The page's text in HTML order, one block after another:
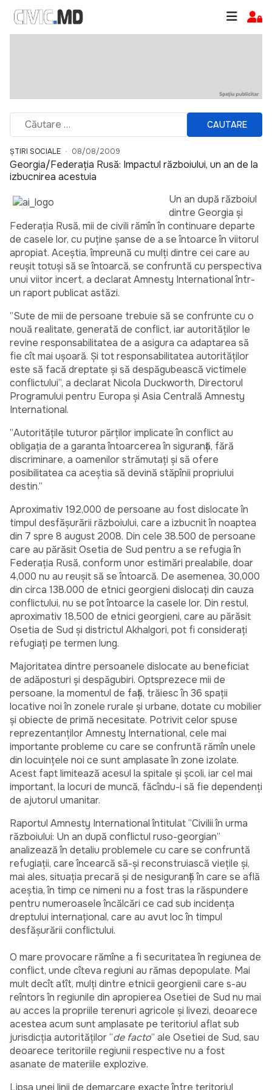
CAUTARE
ȘTIRI SOCIALE 08/08/2009
Georgia/Federaţia Rusă: Impactul războiului, un an de la
izbucnirea acestuia
Un an după războiul
dintre Georgia şi
Federaţia Rusă, mii de civili rămîn în continuare departe
de casele lor, cu puţine şanse de a se întoarce în viitorul
apropiat. Aceştia, împreună cu mulţi dintre cei care au
reuşit totuşi să se întoarcă, se confruntă cu perspectiva
unui viitor incert, a declarat Amnesty International într-
un raport publicat astăzi.
”Sute de mii de persoane trebuie să se confrunte cu o
nouă realitate, generată de conflict, iar autorităţilor le
revine responsabilitatea de a asigura ca adaptarea să
fie cît mai uşoară. Şi tot responsabilitatea autorităţilor
este să facă dreptate şi să despăgubească victimele
conflictului”, a declarat Nicola Duckworth, Directorul
Programului pentru Europa şi Asia Centrală Amnesty
International.
”Autorităţile tuturor părţilor implicate în conflict au
obligaţia de a garanta întoarcerea în siguranţă, fără
discriminare, a oamenilor strămutaţi şi să ofere
posibilitatea ca aceştia să devină stăpînii propriului
destin.”
Aproximativ 192,000 de persoane au fost dislocate în
timpul desfăşurării războiului, care a izbucnit în noaptea
din 7 spre 8 august 2008. Din cele 38.500 de persoane
care au părăsit Osetia de Sud pentru a se refugia în
Federaţia Rusă, conform unor estimări prealabile, doar
4,000 nu au reuşit să se întoarcă. De asemenea, 30,000
din circa 138.000 de etnici georgieni dislocaţi din cauza
conflictului, nu se pot întoarce la casele lor. Din restul,
aproximativ 18,500 de etnici georgieni, care au părăsit
Osetia de Sud şi districtul Akhalgori, pot fi consideraţi
refugiaţi pe termen lung.
Majoritatea dintre persoanele dislocate au beneficiat
de adăposturi şi despăgubiri. Optsprezece mii de
persoane, la momentul de faţă, trăiesc în 36 spaţii
locative noi în zonele rurale şi urbane, dotate cu mobilier
şi obiecte de primă necesitate. Potrivit celor spuse
reprezentanţilor Amnesty International, cele mai
importante probleme cu care se confruntă rămîn unele
din locuinţele noi ce sunt amplasate în zone izolate.
Acest fapt limitează acesul la spitale şi şcoli, iar cel mai
important, la locuri de muncă, făcîndu-i să fie dependenţi
de ajutorul umanitar.
Raportul Amnesty International întitulat “Civilii în urma
războiului: Un an după conflictul ruso-georgian”
analizează în detaliu problemele cu care se confruntă
refugiaţii, care încearcă să-şi reconstruiască vieţile şi,
mai ales, situaţia precară şi de nesiguranţă în care se află
aceştia, în timp ce nimeni nu a fost tras la răspundere
pentru numeroasele încălcări ce cad sub incidenţa
dreptului internaţional, care au avut loc în timpul
desfăşurării conflictului.
O mare provocare rămîne a fi securitatea în regiunea de
conflict, unde cîteva regiuni au rămas depopulate. Mai
mult decît atît, mulţi dintre etnicii georgienii care s-au
reîntors în regiunile din apropierea Osetiei de Sud nu mai
au acces la propriile terenuri agricole şi livezi, deoarece
acestea acum sunt amplasate pe teritoriul aflat sub
jurisdicţia autorităţilor “de facto” ale Osetiei de Sud, sau
deoarece teritoriile regiunii respective nu a fost
asanate de materiile explozive.
Lipsa unei linii de demarcare exacte între teritoriul